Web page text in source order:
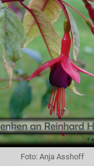
Foto: Anja Asshoff